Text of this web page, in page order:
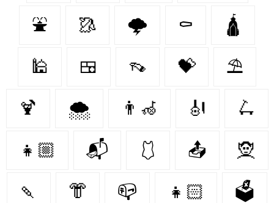
⛲ 🥻 🌩️ ⚰️ 🛕
🕌 🍱 👡 💝 ⛱️
🍹 🌨️ 👨‍🦽 🎻 🛴
👧🏼 📬 🩱 📤 🧝‍
🍡 👘 📪 👧🏻 🗳